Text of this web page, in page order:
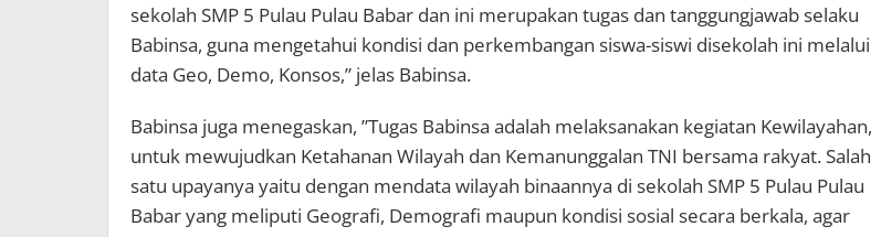
sekolah SMP 5 Pulau Pulau Babar dan ini merupakan tugas dan tanggungjawab selaku
Babinsa, guna mengetahui kondisi dan perkembangan siswa-siswi disekolah ini melalui
data Geo, Demo, Konsos,” jelas Babinsa.
Babinsa juga menegaskan, ”Tugas Babinsa adalah melaksanakan kegiatan Kewilayahan,
untuk mewujudkan Ketahanan Wilayah dan Kemanunggalan TNI bersama rakyat. Salah
satu upayanya yaitu dengan mendata wilayah binaannya di sekolah SMP 5 Pulau Pulau
Babar yang meliputi Geografi, Demografi maupun kondisi sosial secara berkala, agar